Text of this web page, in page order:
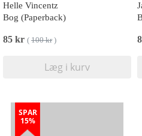
Helle Vincentz
Bog (Paperback)
85 kr ( 100 kr)
Læg i kurv
SPAR
15%